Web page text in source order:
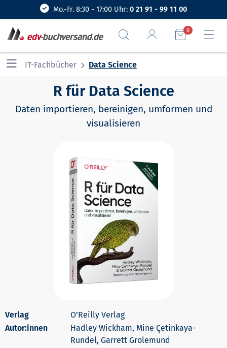
Mo.-Fr. 8:30 - 17:00 Uhr: 0 21 91 - 99 11 00
0
IT-Fachbücher Data Science
R für Data Science
Daten importieren, bereinigen, umformen und
visualisieren
O’Reilly Verlag
Autor:innen
Hadley Wickham, Mine Çetinkaya-
Rundel, Garrett Grolemund